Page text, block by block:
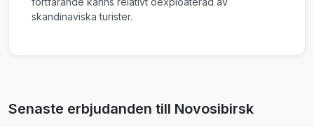
skandinaviska turister.
Senaste erbjudanden till Novosibirsk